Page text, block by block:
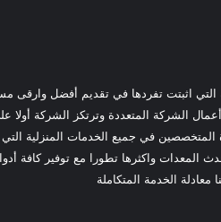
اثبتت تفردها في تقديم أفضل وارقى
الشركة المتعددة وترتكز الشركة أولا
في جميع الخدمات المنزلية التي
المعدات واكثرها تطورا مع توفير كافة
الخدمة المتكاملة